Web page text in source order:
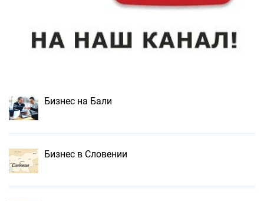
Бизнес на Бали
Бизнес в Словении